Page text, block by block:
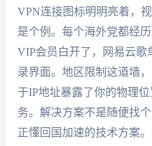
VPN连接图标明明亮着，
是个例。每个海外党都经
VIP会员白开了，网易云歌
录界面。地区限制这道墙
于IP地址暴露了你的物理
务。解决方案不是随便找
正懂回国加速的技术方案